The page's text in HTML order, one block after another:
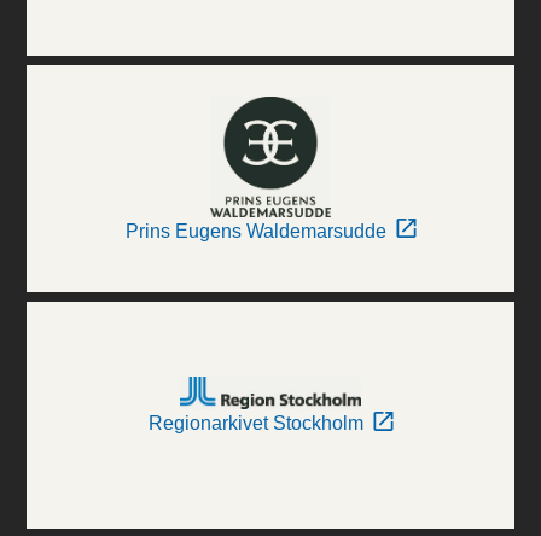
Prins Eugens Waldemarsudde
Regionarkivet Stockholm